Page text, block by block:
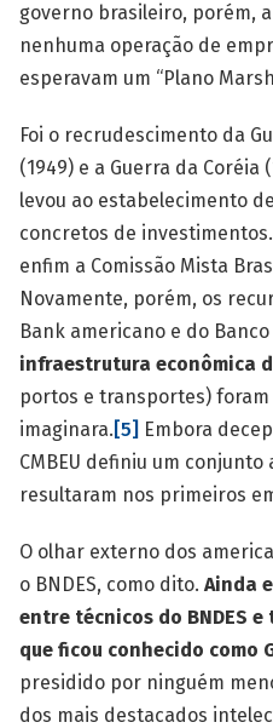
governo brasileiro, porém,
nenhuma operação de
esperavam um “Plano
Foi o recrudescimento da
(1949) e a Guerra da
levou ao estabelecimento
concretos de
enfim a Comissão Mista
Novamente, porém, os
Bank americano e do
infraestrutura econômica
portos e transportes)
imaginara. [5] Embora
CMBEU definiu um
resultaram nos primeiros
O olhar externo dos
o BNDES, como dito. Ainda
entre técnicos do BNDES
que ficou conhecido como
presidido por ninguém
dos mais destacados